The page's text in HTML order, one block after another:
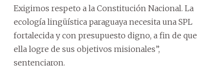
Exigimos respeto a la Constitución Nacional. La
ecología lingüística paraguaya necesita una SPL
fortalecida y con presupuesto digno, a fin de que
ella logre de sus objetivos misionales”,
sentenciaron.